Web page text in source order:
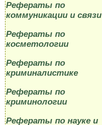
Рефераты по
коммуникации и связи
Рефераты по
косметологии
Рефераты по
криминалистике
Рефераты по
криминологии
Рефераты по науке и